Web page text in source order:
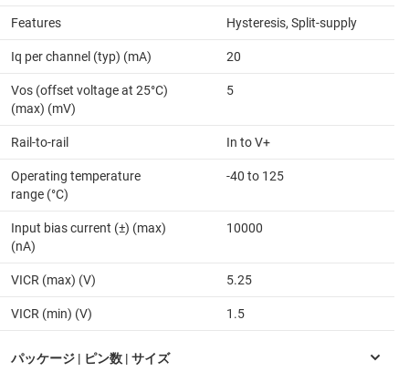
Features Hysteresis, Split-supply
Iq per channel (typ) (mA) 20
Vos (offset voltage at 25°C)
(max) (mV)
5
Rail-to-rail In to V+
Operating temperature
range (°C)
-40 to 125
Input bias current (±) (max)
(nA)
10000
VICR (max) (V) 5.25
VICR (min) (V) 1.5